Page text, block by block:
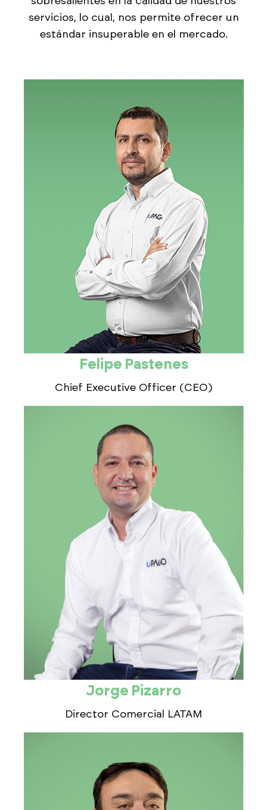
servicios, lo cual, nos permite ofrecer un
estándar insuperable en el mercado.
Felipe Pastenes
Chief Executive Officer (CEO)
Jorge Pizarro
Director Comercial LATAM